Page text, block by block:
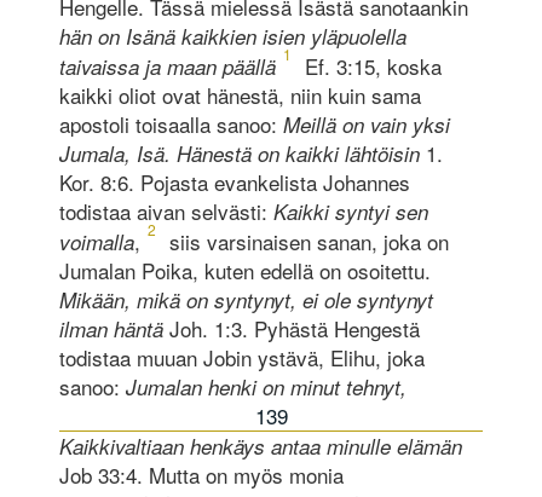
Hengelle. Tässä mielessä Isästä sanotaankin
hän on Isänä kaikkien isien yläpuolella
taivaissa ja maan päällä 1
Ef. 3:15, koska
kaikki oliot ovat hänestä, niin kuin sama
apostoli toisaalla sanoo: Meillä on vain yksi
Jumala, Isä. Hänestä on kaikki lähtöisin1.
Kor. 8:6. Pojasta evankelista Johannes
todistaa aivan selvästi: Kaikki syntyi sen
voimalla, 2
siis varsinaisen sanan, joka on
Jumalan Poika, kuten edellä on osoitettu.
Mikään, mikä on syntynyt, ei ole syntynyt
ilman häntäJoh. 1:3. Pyhästä Hengestä
todistaa muuan Jobin ystävä, Elihu, joka
sanoo: Jumalan henki on minut tehnyt,
139
Kaikkivaltiaan henkäys antaa minulle elämän
Job 33:4. Mutta on myös monia